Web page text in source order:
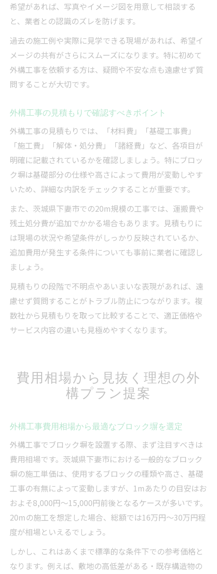
希望があれば、写真やイメージ図を用意して相談する
と、業者との認識のズレを防げます。
過去の施工例や実際に見学できる現場があれば、希望イ
メージの共有がさらにスムーズになります。特に初めて
外構工事を依頼する方は、疑問や不安な点も遠慮せず質
問することが大切です。
外構工事の見積もりで確認すべきポイント
外構工事の見積もりでは、「材料費」「基礎工事費」
「施工費」「解体・処分費」「諸経費」など、各項目が
明確に記載されているかを確認しましょう。特にブロッ
ク塀は基礎部分の仕様や高さによって費用が変動しやす
いため、詳細な内訳をチェックすることが重要です。
また、茨城県下妻市での20m規模の工事では、運搬費や
残土処分費が追加でかかる場合もあります。見積もりに
は現場の状況や希望条件がしっかり反映されているか、
追加費用が発生する条件についても事前に業者に確認し
ましょう。
見積もりの段階で不明点やあいまいな表現があれば、遠
慮せず質問することがトラブル防止につながります。複
数社から見積もりを取って比較することで、適正価格や
サービス内容の違いも見極めやすくなります。
費用相場から見抜く理想の外
構プラン提案
外構工事費用相場から最適なブロック塀を選定
外構工事でブロック塀を設置する際、まず注目すべきは
費用相場です。茨城県下妻市における一般的なブロック
塀の施工単価は、使用するブロックの種類や高さ、基礎
工事の有無によって変動しますが、1mあたりの目安はお
およそ8,000円～15,000円前後となるケースが多いです。
20mの施工を想定した場合、総額では16万円～30万円程
度が相場といえるでしょう。
しかし、これはあくまで標準的な条件下での参考価格と
なります。例えば、敷地の高低差がある・既存構造物の